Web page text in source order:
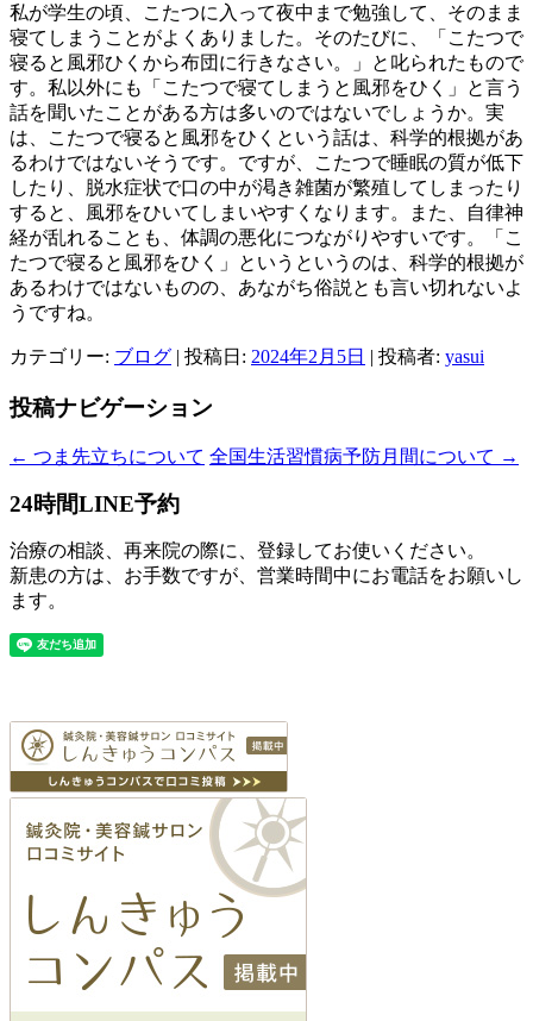
私が学生の頃、こたつに入って夜中まで勉強して、そのまま
寝てしまうことがよくありました。そのたびに、「こたつで
寝ると風邪ひくから布団に行きなさい。」と叱られたもので
す。私以外にも「こたつで寝てしまうと風邪をひく」と言う
話を聞いたことがある方は多いのではないでしょうか。実
は、こたつで寝ると風邪をひくという話は、科学的根拠があ
るわけではないそうです。ですが、こたつで睡眠の質が低下
したり、脱水症状で口の中が渇き雑菌が繁殖してしまったり
すると、風邪をひいてしまいやすくなります。また、自律神
経が乱れることも、体調の悪化につながりやすいです。「こ
たつで寝ると風邪をひく」というというのは、科学的根拠が
あるわけではないものの、あながち俗説とも言い切れないよ
うですね。
カテゴリー: ブログ | 投稿日: 2024年2月5日 | 投稿者: yasui
投稿ナビゲーション
← つま先立ちについて 全国生活習慣病予防月間について →
24時間LINE予約
治療の相談、再来院の際に、登録してお使いください。
新患の方は、お手数ですが、営業時間中にお電話をお願いし
ます。